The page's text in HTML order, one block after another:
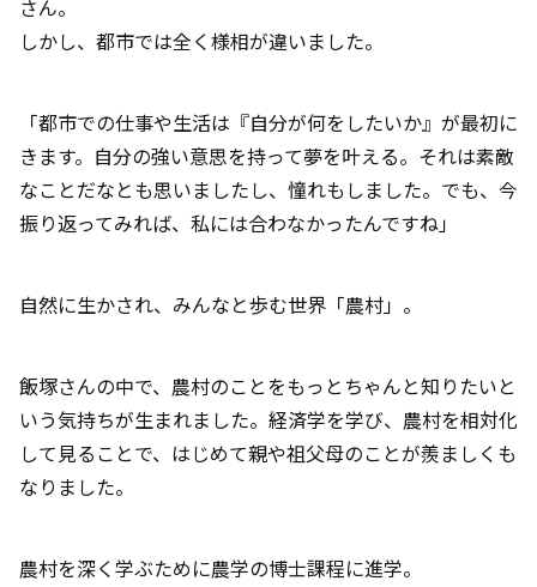
さん。
しかし、都市では全く様相が違いました。
「都市での仕事や生活は『自分が何をしたいか』が最初に
きます。自分の強い意思を持って夢を叶える。それは素敵
なことだなとも思いましたし、憧れもしました。でも、今
振り返ってみれば、私には合わなかったんですね」
自然に生かされ、みんなと歩む世界「農村」。
飯塚さんの中で、農村のことをもっとちゃんと知りたいと
いう気持ちが生まれました。経済学を学び、農村を相対化
して見ることで、はじめて親や祖父母のことが羨ましくも
なりました。
農村を深く学ぶために農学の博士課程に進学。